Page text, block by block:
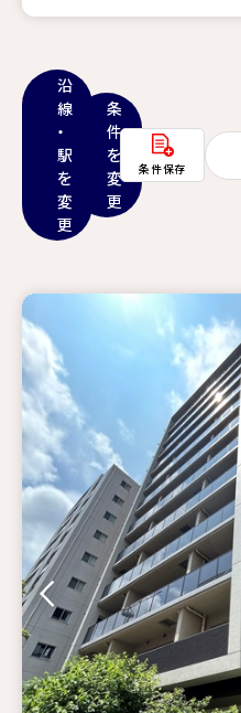
沿
線
・
駅
を
変
更
条
件
を
変
更
条件保存